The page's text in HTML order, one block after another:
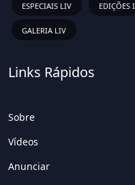
ESPECIAIS LIV EDIÇÕES
GALERIA LIV
Links Rápidos
Sobre
Vídeos
Anunciar